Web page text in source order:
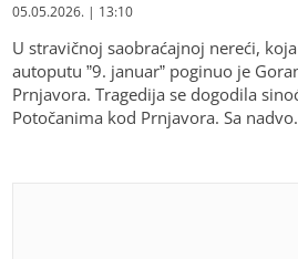
05.05.2026. | 13:10
U stravičnoj saobraćajnoj nereći,
autoputu ”9. januar” poginuo je
Prnjavora. Tragedija se dogodila
Potočanima kod Prnjavora. Sa